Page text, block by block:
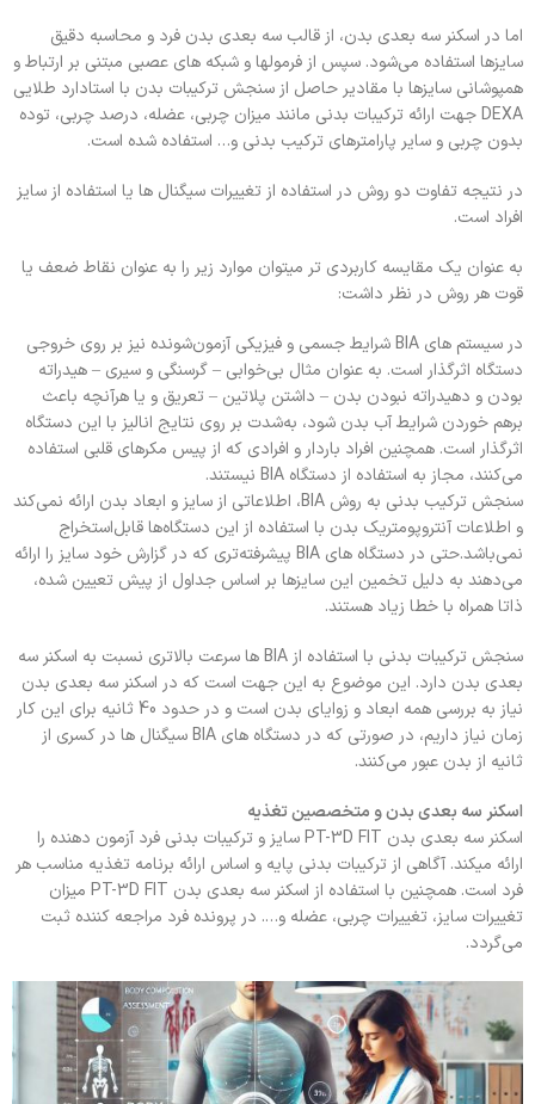
اما در اسکنر سه بعدی بدن، از قالب سه بعدی بدن فرد و محاسبه دقیق
سایزها استفاده می‌شود. سپس از فرمولها و شبکه های عصبی مبتنی بر ارتباط و
همپوشانی سایزها با مقادیر حاصل از سنجش ترکیبات بدن با استادارد طلایی
DEXA جهت ارائه ترکیبات بدنی مانند میزان چربی، عضله، درصد چربی، توده
بدون چربی و سایر پارامترهای ترکیب بدنی و… استفاده شده است.
در نتیجه تفاوت دو روش در استفاده از تغییرات سیگنال ها یا استفاده از سایز
افراد است.
به عنوان یک مقایسه کاربردی تر میتوان موارد زیر را به عنوان نقاط ضعف یا
قوت هر روش در نظر داشت:
در سیستم های BIA شرایط جسمی و فیزیکی آزمون‌شونده نیز بر روی خروجی
دستگاه اثرگذار است. به‌ عنوان‌ مثال بی‌خوابی – گرسنگی و سیری – هیدراته
بودن و دهیدراته نبودن بدن – داشتن پلاتین – تعریق و یا هرآنچه باعث
برهم خوردن شرایط آب بدن شود، به‌شدت بر روی نتایج انالیز با این دستگاه
اثرگذار است. همچنین افراد باردار و افرادی که از پیس مکرهای قلبی استفاده
می‌کنند، مجاز به استفاده از دستگاه BIA نیستند.
سنجش ترکیب بدنی به روش BIA، اطلاعاتی از سایز و ابعاد بدن ارائه نمی‌کند
و اطلاعات آنتروپومتریک بدن با استفاده از این دستگاه‌ها قابل‌استخراج
نمی‌باشد.حتی در دستگاه های BIA پیشرفته‌تری که در گزارش خود سایز را ارائه
می‌دهند به دلیل تخمین این سایزها بر اساس جداول از پیش تعیین شده،
ذاتا همراه با خطا زیاد هستند.
سنجش ترکیبات بدنی با استفاده از BIA ها سرعت بالاتری نسبت به اسکنر سه
بعدی بدن دارد. این موضوع به این جهت است که در اسکنر سه بعدی بدن
نیاز به بررسی همه ابعاد و زوایای بدن است و در حدود 40 ثانیه برای این کار
زمان نیاز داریم، در صورتی که در دستگاه های BIA سیگنال ها در کسری از
ثانیه از بدن عبور می‌کنند.
اسکنر سه بعدی بدن و متخصصین تغذیه
اسکنر سه‌ بعدی بدن PT-3D FIT سایز و ترکیبات بدنی فرد آزمون دهنده را
ارائه میکند. آگاهی از ترکیبات بدنی پایه و اساس ارائه برنامه تغذیه مناسب هر
فرد است. همچنین با استفاده از اسکنر سه بعدی بدن PT-3D FIT میزان
تغییرات سایز، تغییرات چربی، عضله و…. در پرونده فرد مراجعه کننده ثبت
می‌گردد.